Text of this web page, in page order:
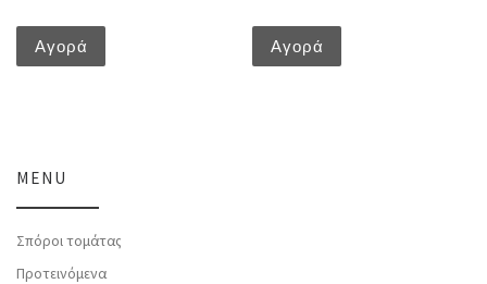
Αγορά Αγορά
MENU
Σπόροι τομάτας
Προτεινόμενα